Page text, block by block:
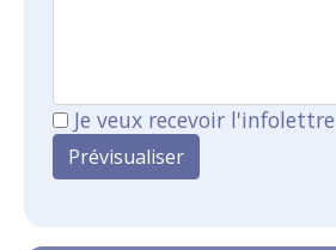
Je veux recevoir l'infolettre